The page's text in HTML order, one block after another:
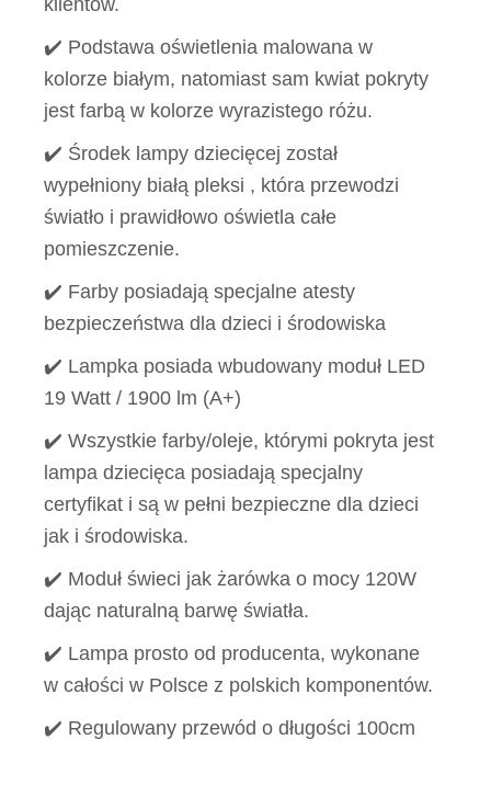
klientów.
✔️ Podstawa oświetlenia malowana w
kolorze białym, natomiast sam kwiat pokryty
jest farbą w kolorze wyrazistego różu.
✔️ Środek lampy dziecięcej został
wypełniony białą pleksi , która przewodzi
światło i prawidłowo oświetla całe
pomieszczenie.
✔️ Farby posiadają specjalne atesty
bezpieczeństwa dla dzieci i środowiska
✔️ Lampka posiada wbudowany moduł LED
19 Watt / 1900 lm (A+)
✔️ Wszystkie farby/oleje, którymi pokryta jest
lampa dziecięca posiadają specjalny
certyfikat i są w pełni bezpieczne dla dzieci
jak i środowiska.
✔️ Moduł świeci jak żarówka o mocy 120W
dając naturalną barwę światła.
✔️ Lampa prosto od producenta, wykonane
w całości w Polsce z polskich komponentów.
✔️ Regulowany przewód o długości 100cm